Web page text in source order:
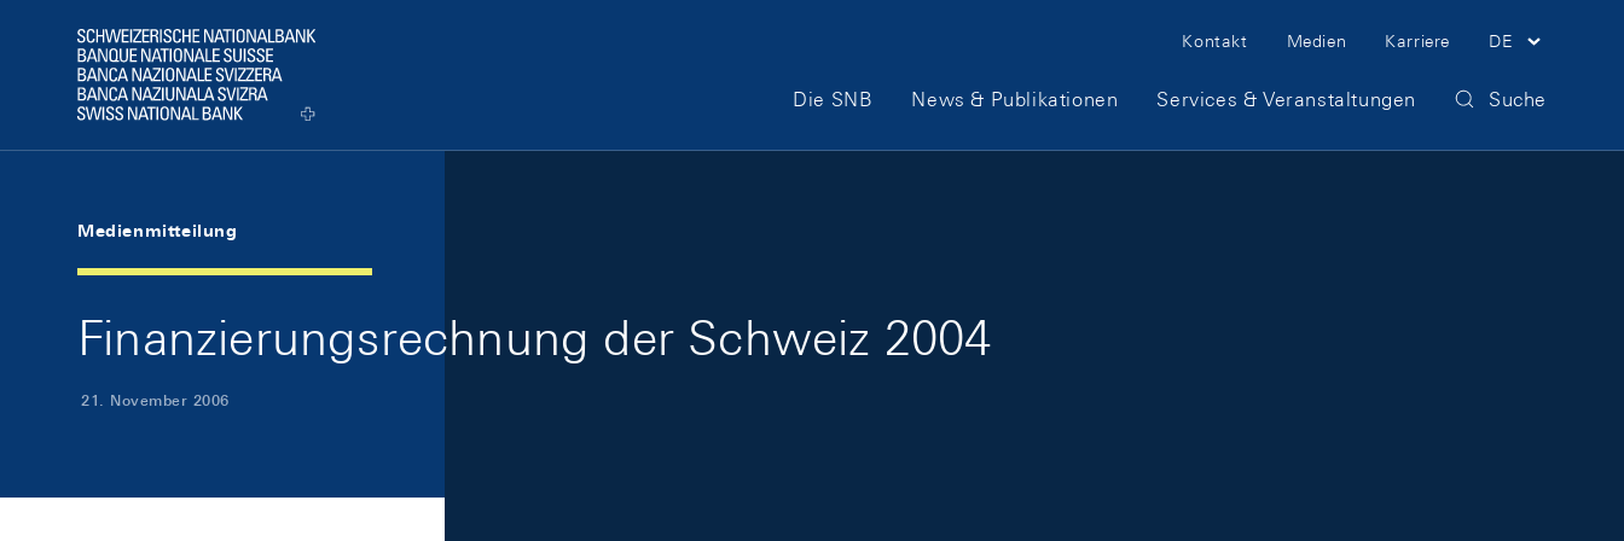
Logo
Meta Navigation
Kontakt Medien Karriere DE
Hauptnavigation
Die SNB News & Publikationen Services & Veranstaltungen Suche
Medienmitteilung
Finanzierungsrechnung der Schweiz 2004
21. November 2006